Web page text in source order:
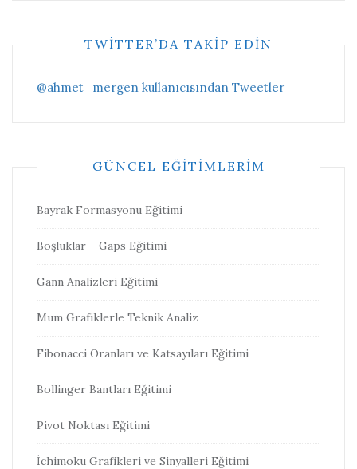
TWITTER’DA TAKIP EDIN
@ahmet_mergen kullanıcısından Tweetler
GÜNCEL EĞITIMLERIM
Bayrak Formasyonu Eğitimi
Boşluklar – Gaps Eğitimi
Gann Analizleri Eğitimi
Mum Grafiklerle Teknik Analiz
Fibonacci Oranları ve Katsayıları Eğitimi
Bollinger Bantları Eğitimi
Pivot Noktası Eğitimi
İchimoku Grafikleri ve Sinyalleri Eğitimi